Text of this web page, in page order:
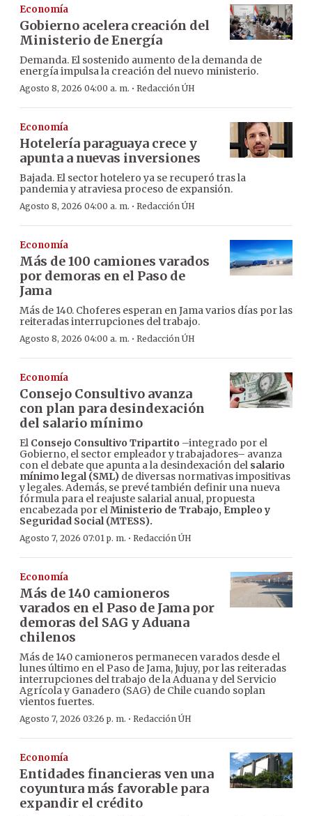
Economía
Gobierno acelera creación del
Ministerio de Energía
Demanda. El sostenido aumento de la demanda de
energía impulsa la creación del nuevo ministerio.
Agosto 8, 2026 04:00 a. m. · Redacción ÚH
Economía
Hotelería paraguaya crece y
apunta a nuevas inversiones
Bajada. El sector hotelero ya se recuperó tras la
pandemia y atraviesa proceso de expansión.
Agosto 8, 2026 04:00 a. m. · Redacción ÚH
Economía
Más de 100 camiones varados
por demoras en el Paso de
Jama
Más de 140. Choferes esperan en Jama varios días por las
reiteradas interrupciones del trabajo.
Agosto 8, 2026 04:00 a. m. · Redacción ÚH
Economía
Consejo Consultivo avanza
con plan para desindexación
del salario mínimo
El Consejo Consultivo Tripartito –integrado por el
Gobierno, el sector empleador y trabajadores– avanza
con el debate que apunta a la desindexación del salario
mínimo legal (SML) de diversas normativas impositivas
y legales. Además, se prevé también definir una nueva
fórmula para el reajuste salarial anual, propuesta
encabezada por elMinisterio de Trabajo, Empleo y
Seguridad Social (MTESS).
Agosto 7, 2026 07:01 p. m. · Redacción ÚH
Economía
Más de 140 camioneros
varados en el Paso de Jama por
demoras del SAG y Aduana
chilenos
Más de 140 camioneros permanecen varados desde el
lunes último en el Paso de Jama, Jujuy, por las reiteradas
interrupciones del trabajo de la Aduana y del Servicio
Agrícola y Ganadero (SAG) de Chile cuando soplan
vientos fuertes.
Agosto 7, 2026 03:26 p. m. · Redacción ÚH
Economía
Entidades financieras ven una
coyuntura más favorable para
expandir el crédito